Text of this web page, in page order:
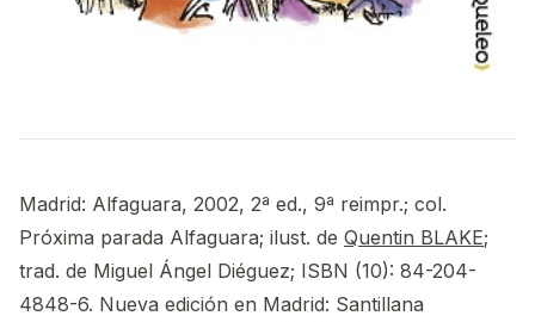
Madrid: Alfaguara, 2002, 2ª ed., 9ª reimpr.; col.
Próxima parada Alfaguara; ilust. de Quentin BLAKE;
trad. de Miguel Ángel Diéguez; ISBN (10): 84-204-
4848-6. Nueva edición en Madrid: Santillana